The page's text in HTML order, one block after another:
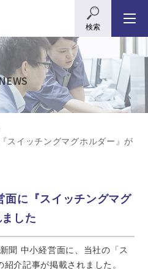
検索
スイッチングマグホルダー』が
面に『スイッチングマグ
した
聞 中小経営面に、当社の「ス
介記事が掲載されました。